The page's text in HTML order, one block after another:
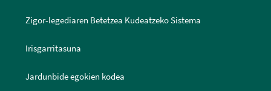
Zigor-legediaren Betetzea Kudeatzeko Sistema
Irisgarritasuna
Jardunbide egokien kodea